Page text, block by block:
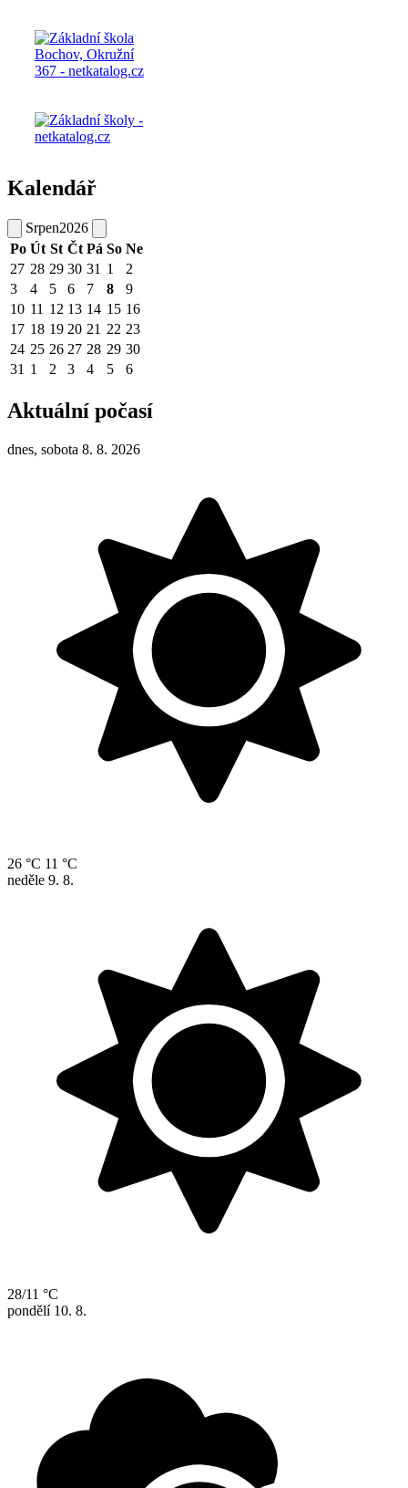
Kalendář
Srpen2026
Po Út St Čt Pá So Ne
27 28 29 30 31 1
2
3
4 5 6 7 8
9
10 11 12 13 14 15 16
17 18 19 20 21 22 23
24 25 26 27 28 29 30
31 1 2 3 4 5 6
Aktuální počasí
dnes, sobota 8. 8. 2026
26 °C 11 °C
neděle 9. 8.
28/11 °C
pondělí 10. 8.